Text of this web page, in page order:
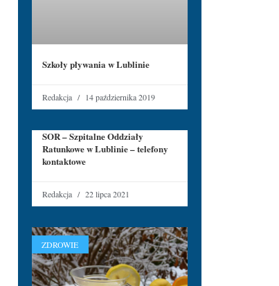
Szkoły pływania w Lublinie
Redakcja 14 października 2019
SOR – Szpitalne Oddziały
Ratunkowe w Lublinie – telefony
kontaktowe
Redakcja 22 lipca 2021
ZDROWIE